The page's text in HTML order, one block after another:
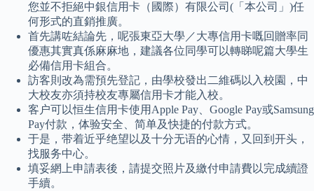
您並不拒絕中銀信用卡（國際）有限公司(「本公司」)任
何形式的直銷推廣。
首先講咗結論先，呢張東亞大學／大專信用卡嘅回贈率同
優惠其實真係麻麻地，建議各位同學可以轉睇呢篇大學生
必備信用卡組合。
訪客則改為需預先登記，由學校發出二維碼以入校園，中
大校友亦須持校友專屬信用卡才能入校。
客户可以恒生信用卡使用Apple Pay、Google Pay或Samsung
Pay付款，体验安全、简单及快捷的付款方式。
于是，带着近乎绝望以及十分无语的心情，又回到开头，
找服务中心。
填妥網上申請表後，請提交照片及繳付申請費以完成續證
手續。